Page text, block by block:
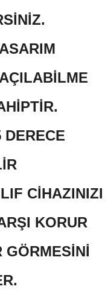
DERECE
CİHAZINIZI
KORUR
GÖRMESİNİ